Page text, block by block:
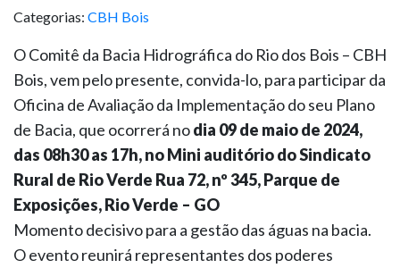
Categorias: CBH Bois
O Comitê da Bacia Hidrográfica do Rio dos Bois – CBH
Bois, vem pelo presente, convida-lo, para participar da
Oficina de Avaliação da Implementação do seu Plano
de Bacia, que ocorrerá nodia 09 de maio de 2024,
das 08h30 as 17h, no Mini auditório do Sindicato
Rural de Rio Verde Rua 72, nº 345, Parque de
Exposições, Rio Verde – GO
Momento decisivo para a gestão das águas na bacia.
O evento reunirá representantes dos poderes